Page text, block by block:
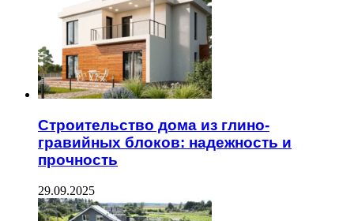
Строительство дома из глино-
гравийных блоков: надежность и
прочность
29.09.2025